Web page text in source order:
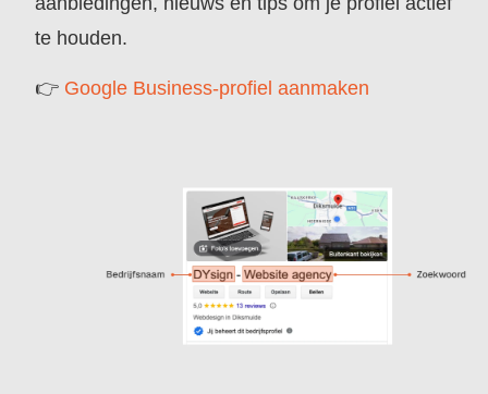
te houden.
👉 Google Business-profiel aanmaken